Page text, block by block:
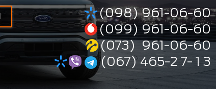
(098) 961-06-60
(099) 961-06-60
(073) 961-06-60
(067) 465-2 7- 1 3